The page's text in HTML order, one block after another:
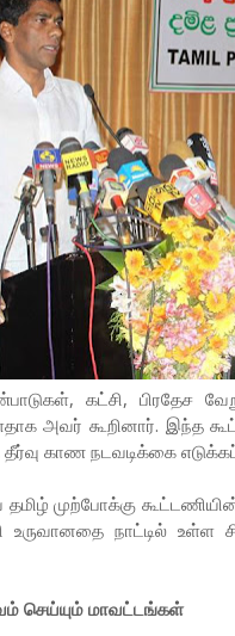
கட்சி, பிரதேச
அவர் கூறினார். இந்த
தீர்வு காண நடவடிக்கை
தமிழ் முற்போக்கு
உருவானதை நாட்டில்
செய்யும் மாவட்டங்கள்